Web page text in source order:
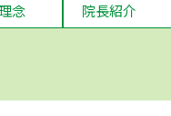
念 院長紹介